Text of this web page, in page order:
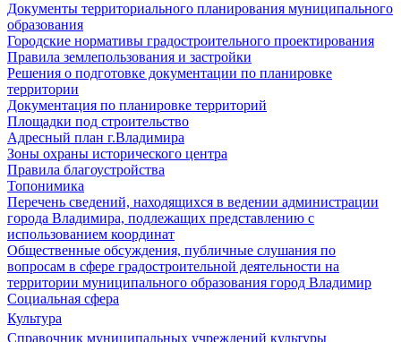
Документы территориального планирования муниципального
образования
Городские нормативы градостроительного проектирования
Правила землепользования и застройки
Решения о подготовке документации по планировке
территории
Документация по планировке территорий
Площадки под строительство
Адресный план г.Владимира
Зоны охраны исторического центра
Правила благоустройства
Топонимика
Перечень сведений, находящихся в ведении администрации
города Владимира, подлежащих представлению с
использованием координат
Общественные обсуждения, публичные слушания по
вопросам в сфере градостроительной деятельности на
территории муниципального образования город Владимир
Социальная сфера
Культура
Справочник муниципальных учреждений культуры